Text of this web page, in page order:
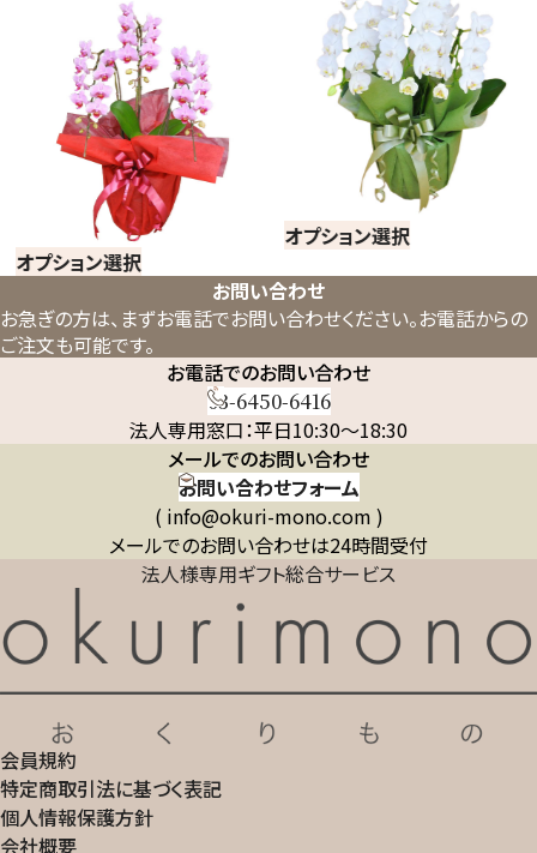
オプション選択
オプション選択
お問い合わせ
お急ぎの方は、まずお電話でお問い合わせください。お電話からの
ご注文も可能です。
お電話でのお問い合わせ
03-6450-6416
法人専用窓口：平日10:30～18:30
メールでのお問い合わせ
お問い合わせフォーム
( info@okuri-mono.com )
メールでのお問い合わせは24時間受付
法人様専用ギフト総合サービス
会員規約
特定商取引法に基づく表記
個人情報保護方針
会社概要